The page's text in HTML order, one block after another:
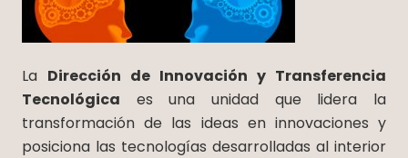
La Dirección de Innovación y Transferencia
Tecnológica es una unidad que lidera la
transformación de las ideas en innovaciones y
posiciona las tecnologías desarrolladas al interior